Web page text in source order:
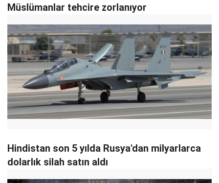
Müslümanlar tehcire zorlanıyor
Hindistan son 5 yılda Rusya'dan milyarlarca
dolarlık silah satın aldı